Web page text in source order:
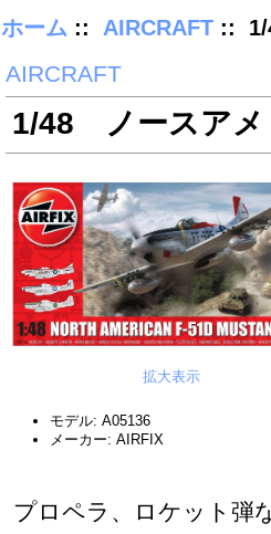
ホーム :: AIRCRAFT :: 1/
AIRCRAFT
1/48 ノースア
拡大表示
モデル: A05136
メーカー: AIRFIX
プロペラ、ロケット弾